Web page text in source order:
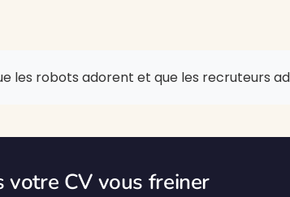
les robots adorent et que les recruteurs
votre CV vous freiner